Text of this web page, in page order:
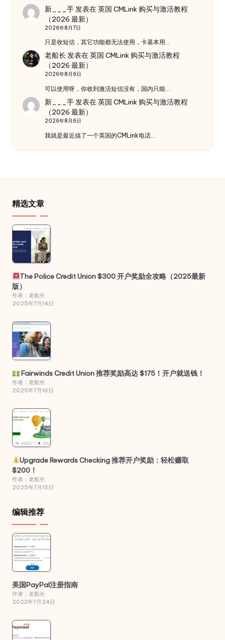
新___手 发表在英国 CMLink 购买与激活教程
（2026 最新）
2026年8月7日
只是收短信，其它功能都无法使用，卡基本用…
老船长 发表在英国 CMLink 购买与激活教程
（2026 最新）
2026年8月6日
可以使用呀，你收到激活短信没有，国内只能…
新___手发表在英国 CMLink 购买与激活教程
（2026 最新）
2026年8月6日
我就是最近搞了一个英国的CMLink电话…
精选文章
The Police Credit Union $300 开户奖励全攻略（2025最新
版）
作者：老船长
2025年7月14日
Fairwinds Credit Union 推荐奖励高达 $175！开户就送钱！
作者：老船长
2025年7月16日
Upgrade Rewards Checking 推荐开户奖励：轻松赚取
$200！
作者：老船长
2025年7月15日
编辑推荐
美国PayPal注册指南
作者：老船长
2023年7月24日